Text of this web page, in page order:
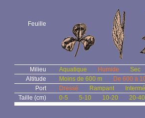
Feuille
Milieu Aquatique Humide Sec
Altitude
Moins de 600 m De 600 à
Port
Dressé Rampant
Taille (cm)
0-5 5-10 10-20 20-40